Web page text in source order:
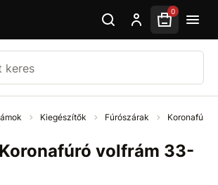
0
keres
Kiegészítők Fúrószárak
volfrám 33-